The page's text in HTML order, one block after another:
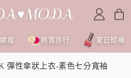
瘦 熱賣排行 夏日短褲
彈性傘狀上衣-素色七分寬袖